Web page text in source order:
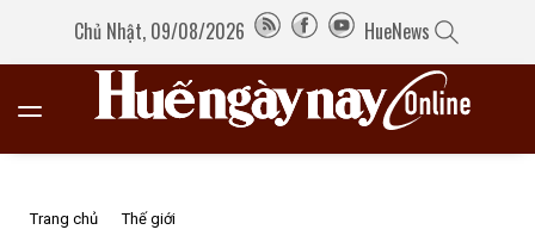
Chủ Nhật, 09/08/2026 HueNews
Trang chủ Thế giới